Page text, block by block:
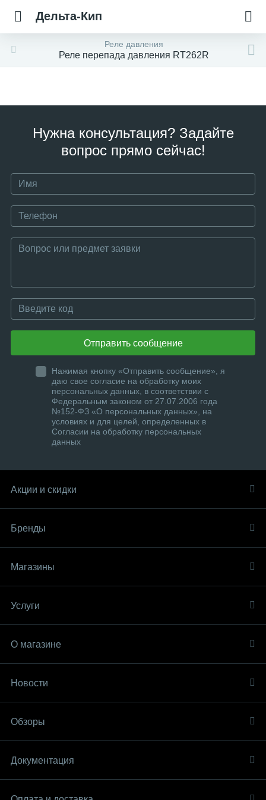
Дельта-Кип
Реле давления
Реле перепада давления RT262R
Нужна консультация? Задайте
вопрос прямо сейчас!
Отправить сообщение
Нажимая кнопку «Отправить сообщение», я
даю свое согласие на обработку моих
персональных данных, в соответствии с
Федеральным законом от 27.07.2006 года
№152-ФЗ «О персональных данных», на
условиях и для целей, определенных в
Согласии на обработку персональных
данных
Акции и скидки
Бренды
Магазины
Услуги
О магазине
Новости
Обзоры
Документация